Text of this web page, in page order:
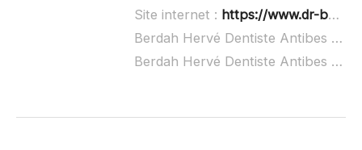
Site internet : https://www.dr-berdah-antibes-chirurgien-dentiste.fr/
Berdah Hervé Dentiste Antibes Juan les Pins à domicile :
Berdah Hervé Dentiste Antibes Juan les Pins ouvert dimanche :